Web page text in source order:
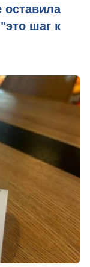
шаг к